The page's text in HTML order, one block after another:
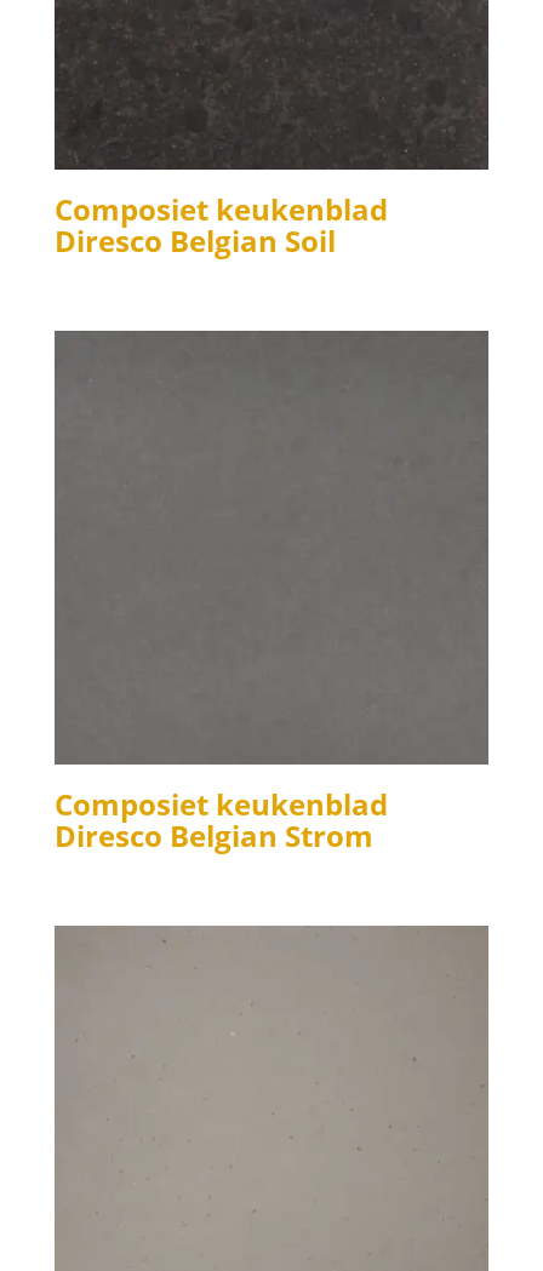
Composiet keukenblad
Diresco Belgian Soil
Composiet keukenblad
Diresco Belgian Strom